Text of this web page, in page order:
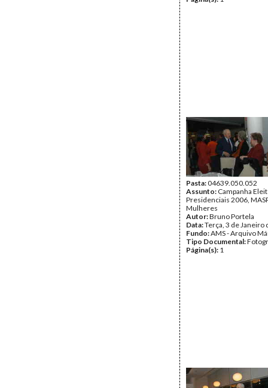
Pasta:04639.050.052
Assunto: Campanha
Presidenciais 2006,
Mulheres
Autor:Bruno Portela
Data:Terça, 3 de Janeiro
Fundo:AMS - Arquivo
Tipo Documental:
Página(s): 1